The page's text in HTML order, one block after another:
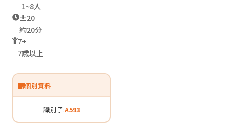
1~8人
±20
約20分
7+
7歳以上
個別資料
識別子:A593